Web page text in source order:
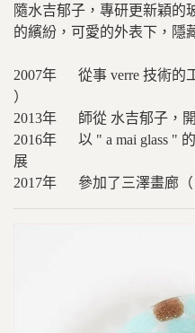
隨水吉郁子，專研更新穎的
的繽紛，可愛的外表下，隱
2007年 從事 verre 技術的
）
2013年 師從 水吉郁子，
2016年 以 " a mai glass "
展
2017年 參加了三澤畫廊（